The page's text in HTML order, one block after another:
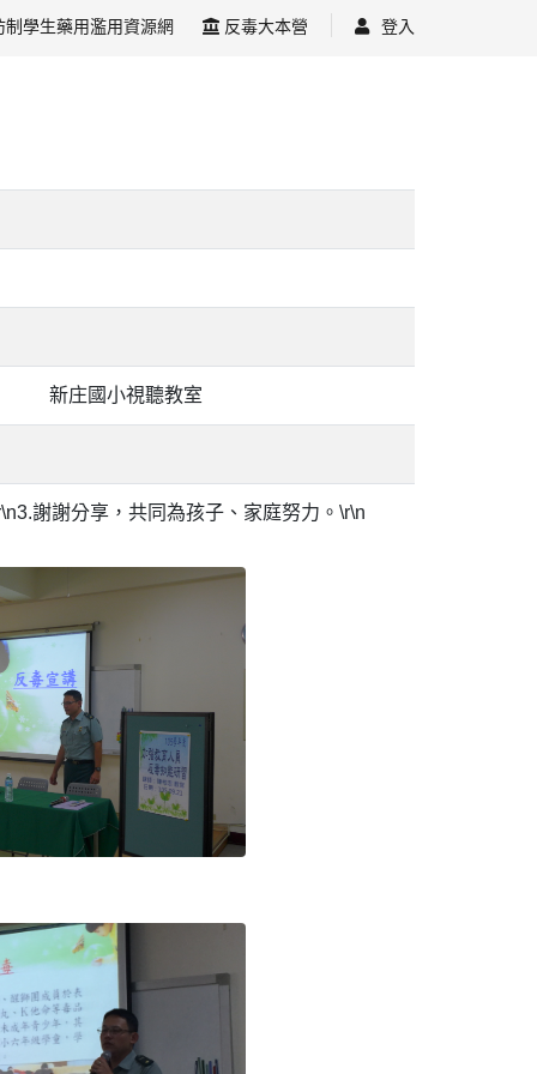
學生藥用濫用資源網 反毒大本營 登入
新庄國小視聽教室
謝謝分享，共同為孩子、家庭努力。\r\n